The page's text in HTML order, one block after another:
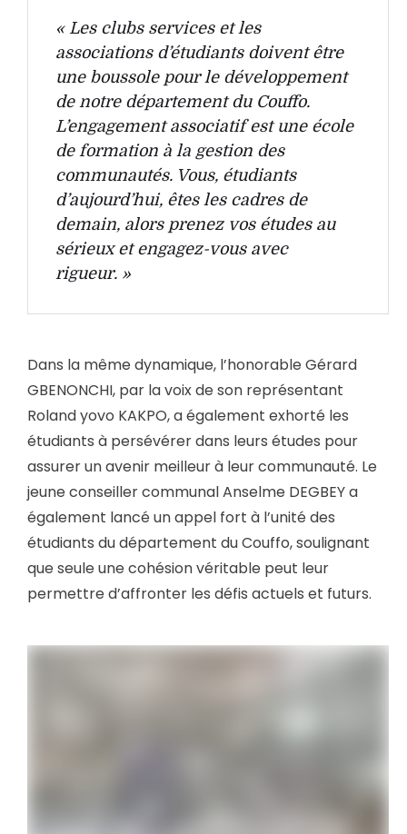
« Les clubs services et les
associations d’étudiants doivent être
une boussole pour le développement
de notre département du Couffo.
L’engagement associatif est une école
de formation à la gestion des
communautés. Vous, étudiants
d’aujourd’hui, êtes les cadres de
demain, alors prenez vos études au
sérieux et engagez-vous avec
rigueur. »
Dans la même dynamique, l’honorable Gérard
GBENONCHI, par la voix de son représentant
Roland yovo KAKPO, a également exhorté les
étudiants à persévérer dans leurs études pour
assurer un avenir meilleur à leur communauté. Le
jeune conseiller communal Anselme DEGBEY a
également lancé un appel fort à l’unité des
étudiants du département du Couffo, soulignant
que seule une cohésion véritable peut leur
permettre d’affronter les défis actuels et futurs.